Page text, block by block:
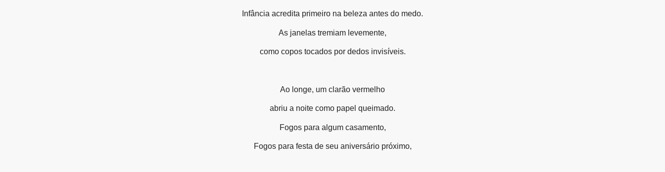
Infância acredita primeiro na beleza antes do medo.
As janelas tremiam levemente,
como copos tocados por dedos invisíveis.
Ao longe, um clarão vermelho
abriu a noite como papel queimado.
Fogos para algum casamento,
Fogos para festa de seu aniversário próximo,